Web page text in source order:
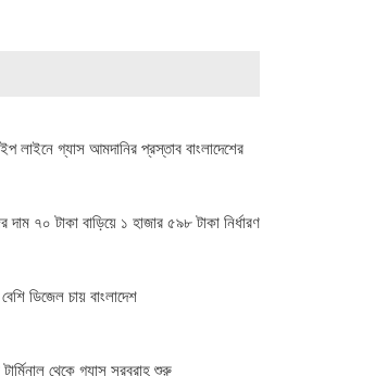
লাইনে গ্যাস আমদানির প্রস্তাব বাংলাদেশের
৭০ টাকা বাড়িয়ে ১ হাজার ৫৯৮ টাকা নির্ধারণ
ডিজেল চায় বাংলাদেশ
থেকে গ্যাস সরবরাহ শুরু